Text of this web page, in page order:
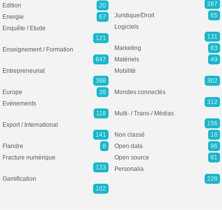
Edition
20
Energie
67
Enquête / Etude
121
Enseignement / Formation
647
Entrepreneuriat
388
Europe
28
Evénements
118
Export / International
141
Flandre
8
Fracture numérique
123
Gamification
102
287
Juridique/Droit
65
Logiciels
131
Marketing
83
Matériels
49
Mobilité
302
Mondes connectés
312
Multi- / Trans-/ Médias
156
Non classé
16
Open data
96
Open source
61
Personalia
228